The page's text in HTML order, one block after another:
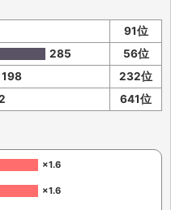
91位
285
56位
198
232位
641位
×1.6
×1.6